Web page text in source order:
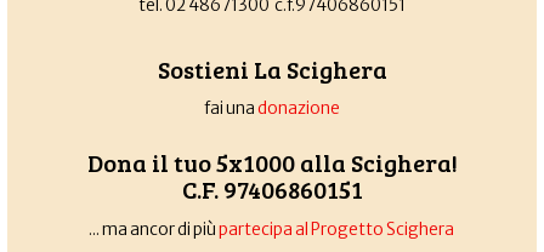
tel. 02 48671300 c.f.97406860151
Sostieni La Scighera
fai unadonazione
Dona il tuo 5x1000 alla Scighera!
C.F. 97406860151
... ma ancor di piùpartecipa al Progetto Scighera